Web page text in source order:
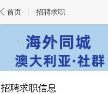
首页 招聘求职
招聘求职信息